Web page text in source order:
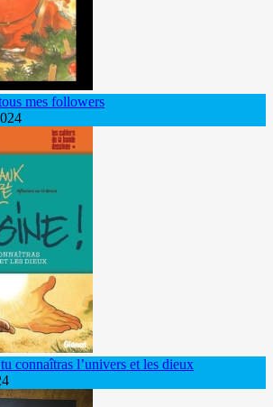
mes followers
connaîtras l’univers et les dieux